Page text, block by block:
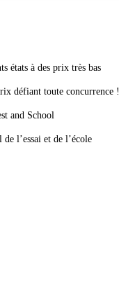
états à des prix très bas
défiant toute concurrence !
and School
l’essai et de l’école